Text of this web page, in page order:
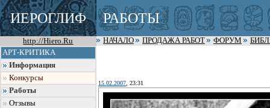
ИЕРОГЛИФ РАБОТЫ
http://Hiero.Ru НАЧАЛО ПРОДАЖА РАБОТ ФОРУМ
АРТ-КРИТИКА
Информация
Конкурсы
Работы
Отзывы
15.02.2007 , 23:31